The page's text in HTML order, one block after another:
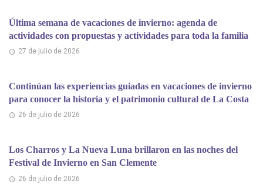
Última semana de vacaciones de invierno: agenda de
actividades con propuestas y actividades para toda la familia
27 de julio de 2026
Continúan las experiencias guiadas en vacaciones de invierno
para conocer la historia y el patrimonio cultural de La Costa
26 de julio de 2026
Los Charros y La Nueva Luna brillaron en las noches del
Festival de Invierno en San Clemente
26 de julio de 2026